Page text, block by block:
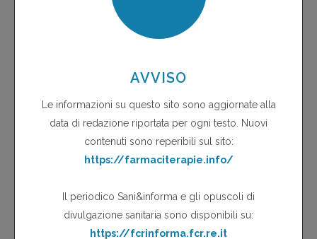
con una scheda di raccolta dati "essenziali":
- per qualificare i casi da un punto di vista diagnostico e di
contesto di vita;
- per formulare un giudizio clinico sulla adeguatezza della
terapia farmacolgica.
affidabile per evitare "distorsioni" (bias) è quella di
compilare le schede per tutti coloro che vengono visitati
(per qualsiasi ragione) per un periodo di tempo massimo di